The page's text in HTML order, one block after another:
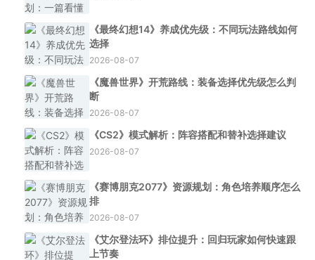
《最终幻想14》养成优先级：不同玩法路线如何
选择
2026-08-07
《魔兽世界》开荒路线：装备选择优先级怎么判
断
2026-08-07
《CS2》模式解析：阵容搭配和替补选择建议
2026-08-07
《赛博朋克2077》资源规划：角色培养顺序怎么
排
2026-08-07
《艾尔登法环》排位提升：回归玩家如何快速跟
上节奏